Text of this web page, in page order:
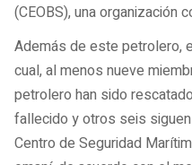
(CEOBS), una organización
Además de este petrolero,
cual, al menos nueve
petrolero han sido
fallecido y otros seis
Centro de Seguridad